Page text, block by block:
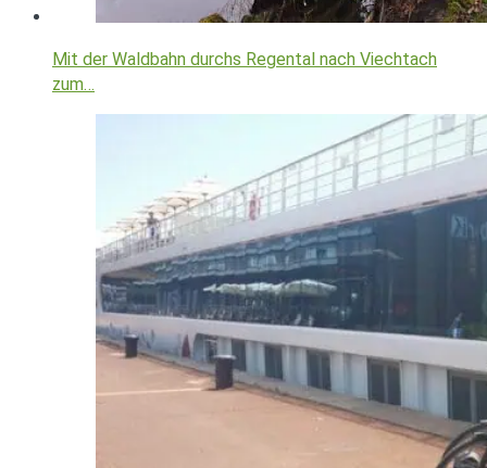
Mit der Waldbahn durchs Regental nach Viechtach
zum…